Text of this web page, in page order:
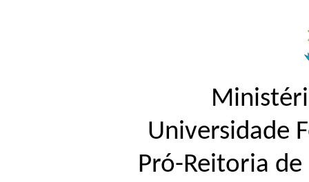
Universidade
Pró-Reitoria de